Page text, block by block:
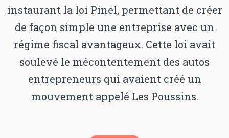
instaurant la loi Pinel, permettant de créer
de façon simple une entreprise avec un
régime fiscal avantageux. Cette loi avait
soulevé le mécontentement des autos
entrepreneurs qui avaient créé un
mouvement appelé Les Poussins.